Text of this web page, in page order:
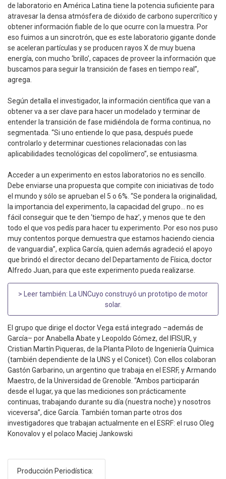
de laboratorio en América Latina tiene la potencia suficiente para
atravesar la densa atmósfera de dióxido de carbono supercrítico y
obtener información fiable de lo que ocurre con la muestra. Por
eso fuimos a un sincrotrón, que es este laboratorio gigante donde
se aceleran partículas y se producen rayos X de muy buena
energía, con mucho ‘brillo’, capaces de proveer la información que
buscamos para seguir la transición de fases en tiempo real”,
agrega.
Según detalla el investigador, la información científica que van a
obtener va a ser clave para hacer un modelado y terminar de
entender la transición de fase midiéndola de forma continua, no
segmentada. “Si uno entiende lo que pasa, después puede
controlarlo y determinar cuestiones relacionadas con las
aplicabilidades tecnológicas del copolímero”, se entusiasma.
Acceder a un experimento en estos laboratorios no es sencillo.
Debe enviarse una propuesta que compite con iniciativas de todo
el mundo y sólo se aprueban el 5 o 6%. “Se pondera la originalidad,
la importancia del experimento, la capacidad del grupo… no es
fácil conseguir que te den ‘tiempo de haz’, y menos que te den
todo el que vos pedís para hacer tu experimento. Por eso nos puso
muy contentos porque demuestra que estamos haciendo ciencia
de vanguardia”, explica García, quien además agradeció el apoyo
que brindó el director decano del Departamento de Física, doctor
Alfredo Juan, para que este experimento pueda realizarse.
> Leer también: La UNCuyo construyó un prototipo de motor
solar.
El grupo que dirige el doctor Vega está integrado –además de
García– por Anabella Abate y Leopoldo Gómez, del IFISUR, y
Cristian Martín Piqueras, de la Planta Piloto de Ingeniería Química
(también dependiente de la UNS y el Conicet). Con ellos colaboran
Gastón Garbarino, un argentino que trabaja en el ESRF, y Armando
Maestro, de la Universidad de Grenoble. “Ambos participarán
desde el lugar, ya que las mediciones son prácticamente
continuas, trabajando durante su día (nuestra noche) y nosotros
viceversa”, dice García. También toman parte otros dos
investigadores que trabajan actualmente en el ESRF: el ruso Oleg
Konovalov y el polaco Maciej Jankowski
Producción Periodística: